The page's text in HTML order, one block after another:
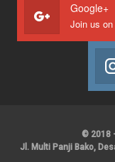
Google+
Join us
© 2018 -
Jl. Multi Panji Bako,